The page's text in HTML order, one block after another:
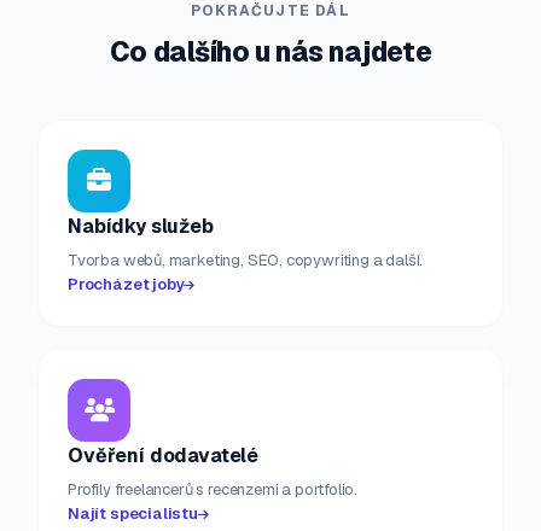
POKRAČUJTE DÁL
Co dalšího u nás najdete
Nabídky služeb
Tvorba webů, marketing, SEO, copywriting a další.
Procházet joby
Ověření dodavatelé
Profily freelancerů s recenzemi a portfolio.
Najít specialistu